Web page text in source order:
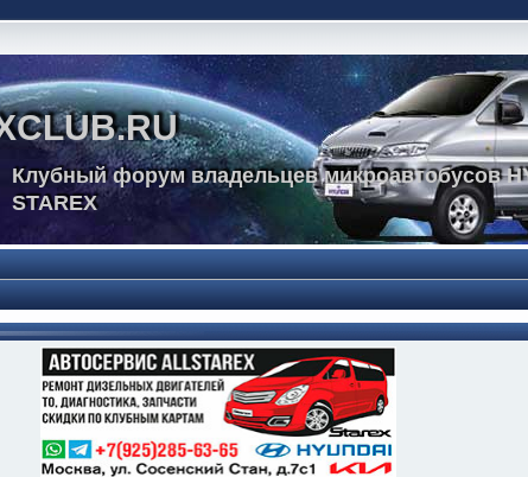
Клубный форум владельцев микроавтобусов
STAREX